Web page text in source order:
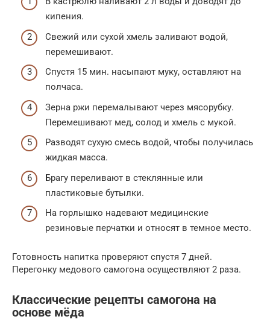
кипения.
Свежий или сухой хмель заливают водой,
перемешивают.
Спустя 15 мин. насыпают муку, оставляют на
полчаса.
Зерна ржи перемалывают через мясорубку.
Перемешивают мед, солод и хмель с мукой.
Разводят сухую смесь водой, чтобы получилась
жидкая масса.
Брагу переливают в стеклянные или
пластиковые бутылки.
На горлышко надевают медицинские
резиновые перчатки и относят в темное место.
Готовность напитка проверяют спустя 7 дней.
Перегонку медового самогона осуществляют 2 раза.
Классические рецепты самогона на
основе мёда